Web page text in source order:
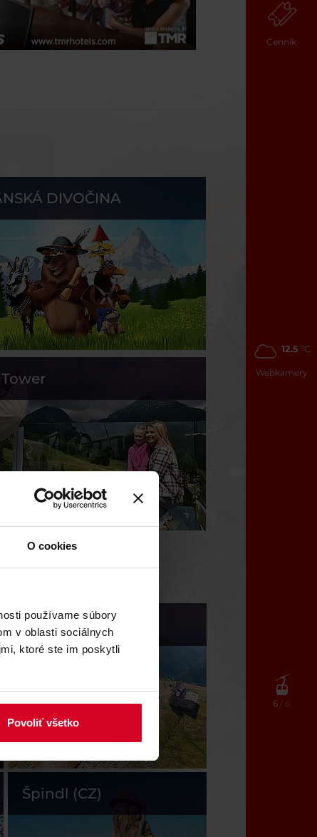
O cookies
používame súbory
v oblasti sociálnych
ktoré ste im poskytli
Povoliť všetko
Cenník
12.5 °C
Webkamery
6 / 6
DIVOČINA
Jasná (SK)
Špindl (CZ)